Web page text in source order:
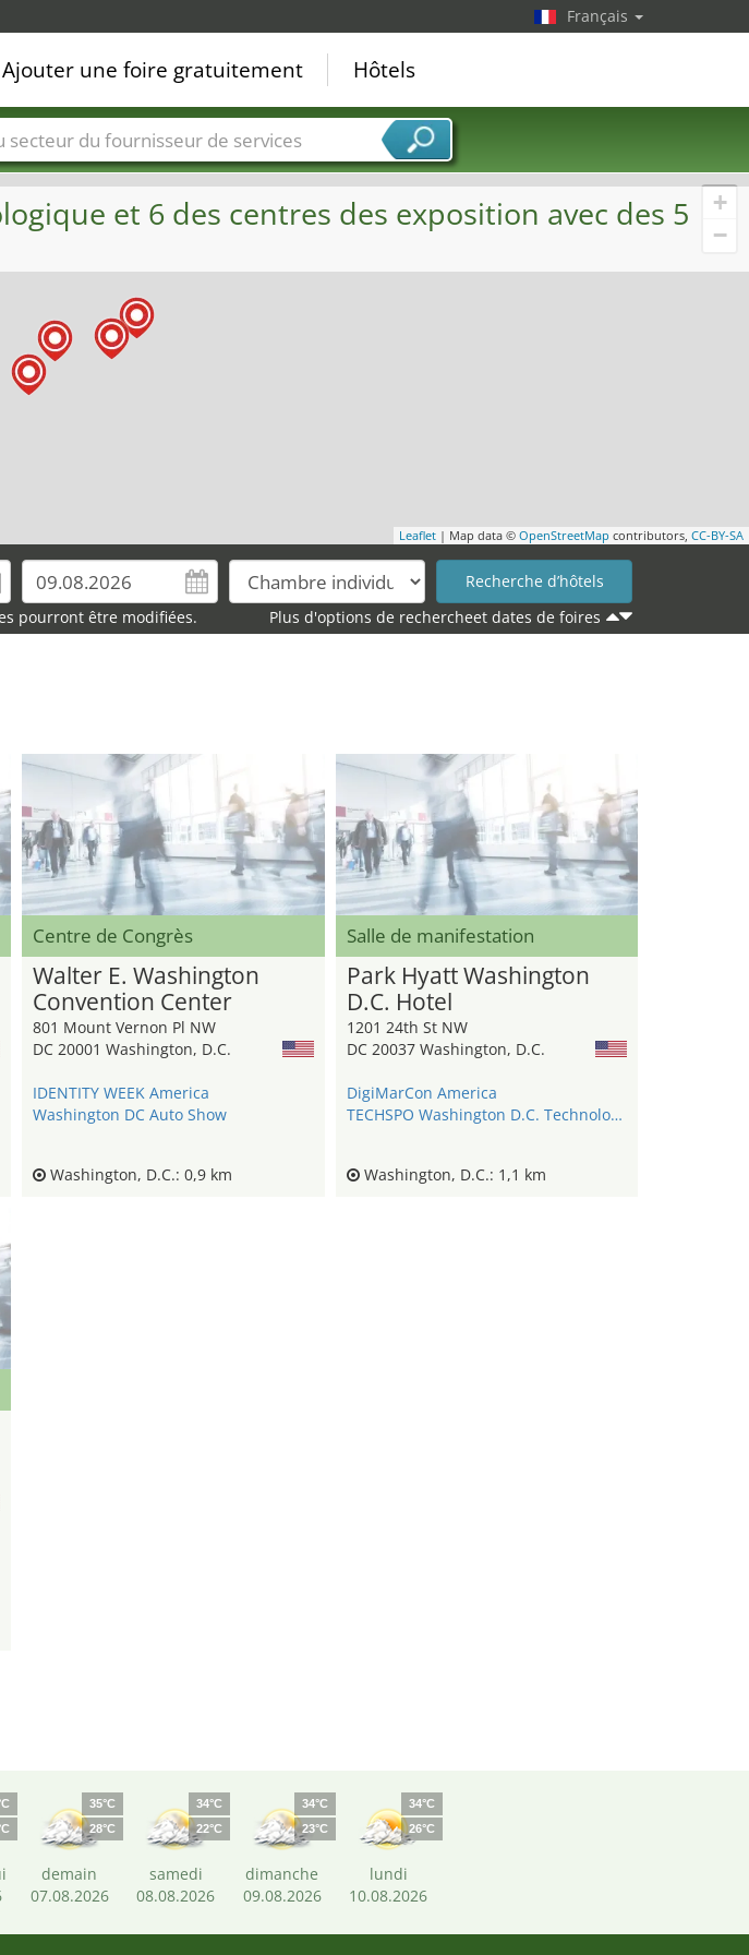
+
−
Leaflet | Map data © OpenStreetMap contributors, CC-BY-SA
et 6 des centres des exposition avec des 5
pourront être modifiées. Plus d'options de rechercheet dates de foires
Centre de Congrès
Walter E. Washington
Convention Center
801 Mount Vernon Pl NW
DC 20001 Washington, D.C.
IDENTITY WEEK America
Washington DC Auto Show
Washington, D.C.: 0,9 km
Salle de manifestation
Park Hyatt Washington
D.C. Hotel
1201 24th St NW
DC 20037 Washington, D.C.
DigiMarCon America
TECHSPO Washington D.C. Technology Expo
Washington, D.C.: 1,1 km
35°C
28°C
demain
07.08.2026
34°C
22°C
samedi
08.08.2026
34°C
23°C
dimanche
09.08.2026
34°C
26°C
lundi
10.08.2026
Français
Ajouter une foire gratuitement Hôtels
Secteurs du fournisseur de services